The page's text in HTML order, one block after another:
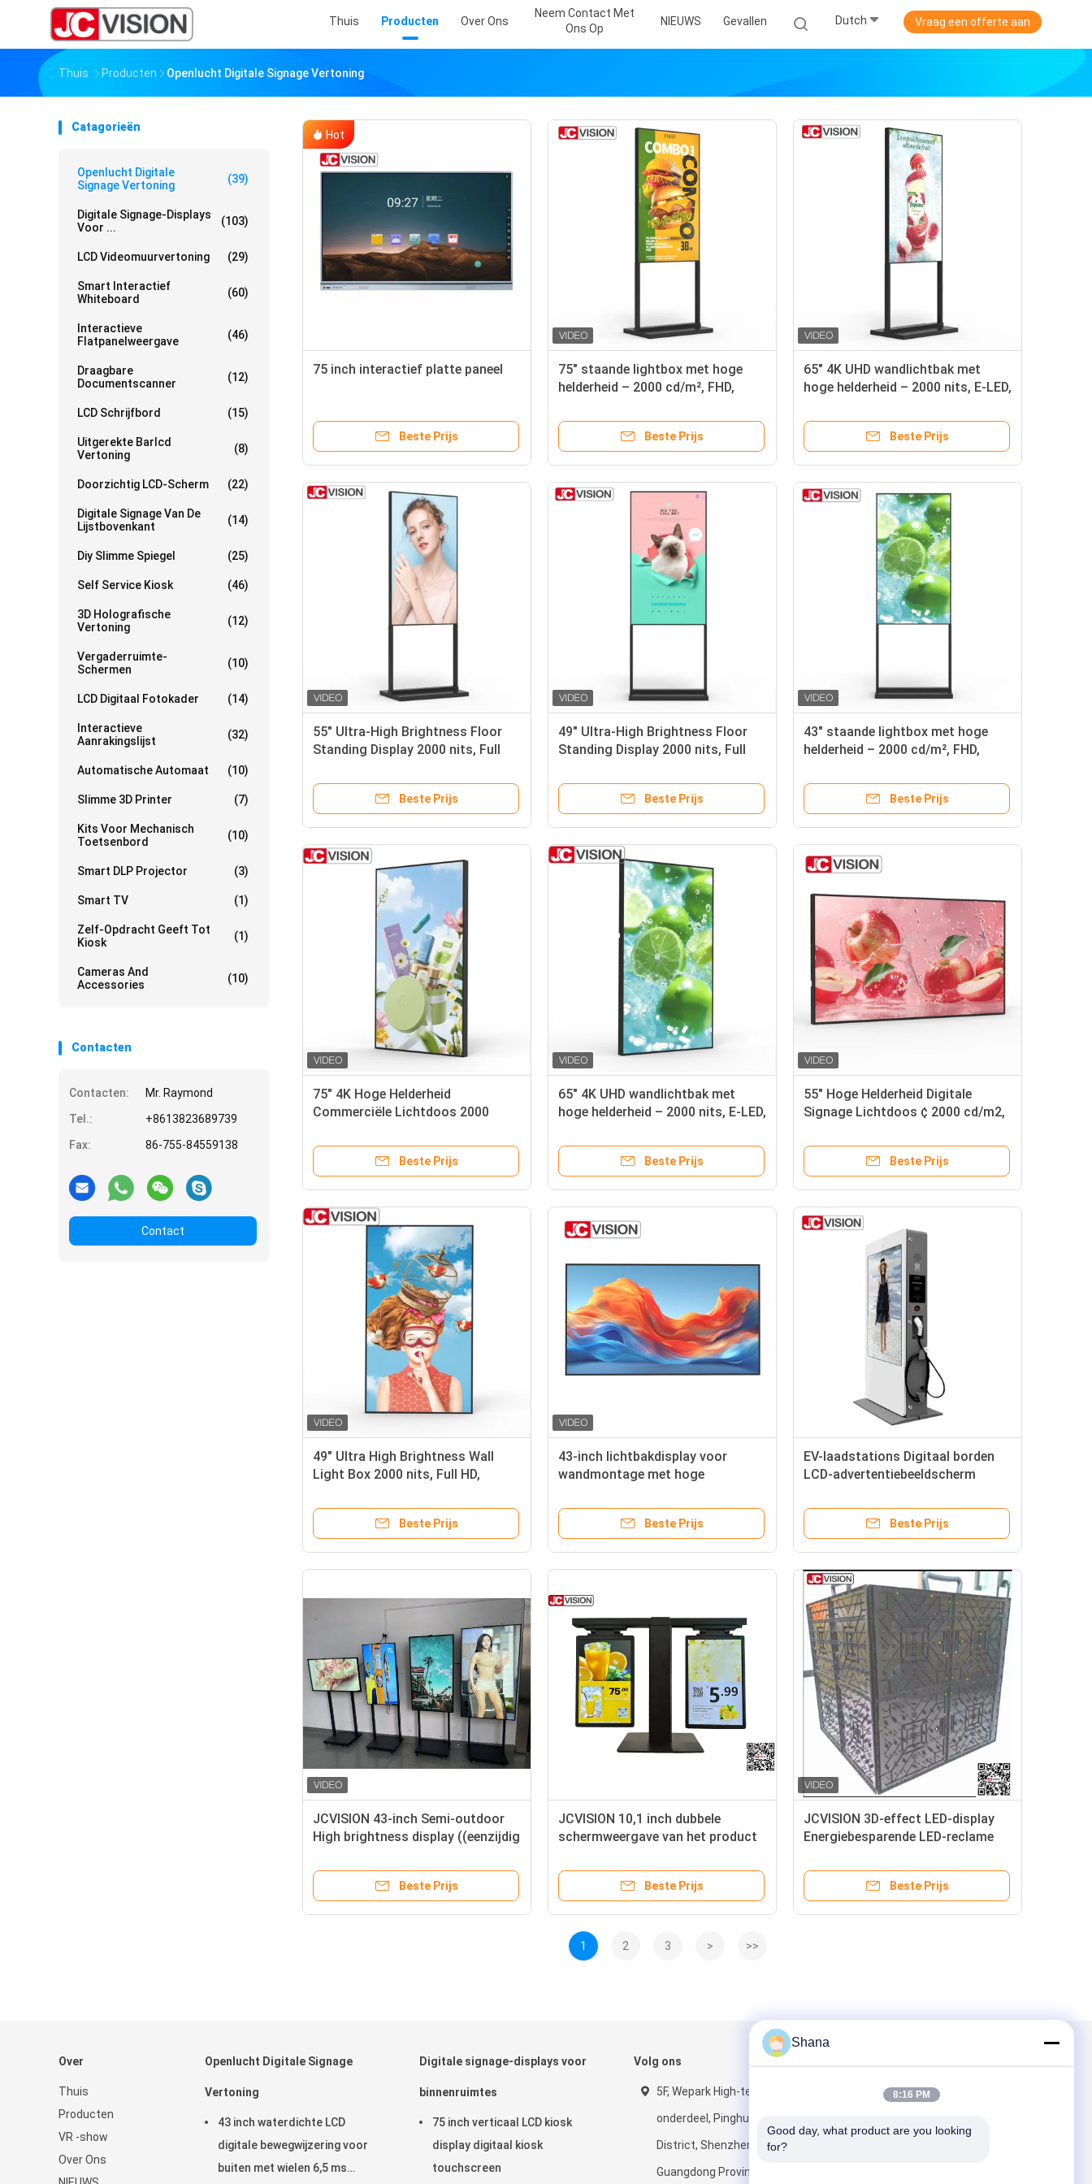
Thuis Producten Over Ons
Neem Contact Met
Ons Op
NIEUWS Gevallen Dutch Vraag een offerte aan
Thuis Producten Openlucht Digitale Signage Vertoning
Catagorieën
Openlucht Digitale
Signage Vertoning
(39)
Digitale Signage-Displays
Voor ...
(103)
LCD Videomuurvertoning (29)
Smart Interactief
Whiteboard
(60)
Interactieve
Flatpanelweergave
(46)
Draagbare
Documentscanner
(12)
LCD Schrijfbord (15)
Uitgerekte Barlcd
Vertoning
(8)
Doorzichtig LCD-Scherm (22)
Digitale Signage Van De
Lijstbovenkant
(14)
Diy Slimme Spiegel (25)
Self Service Kiosk (46)
3D Holografische
Vertoning
(12)
Vergaderruimte-
Schermen
(10)
LCD Digitaal Fotokader (14)
Interactieve
Aanrakingslijst
(32)
Automatische Automaat (10)
Slimme 3D Printer (7)
Kits Voor Mechanisch
Toetsenbord
(10)
Smart DLP Projector (3)
Smart TV (1)
Zelf-Opdracht Geeft Tot
Kiosk
(1)
Cameras And
Accessories
(10)
Contacten
Contacten:
Mr. Raymond
Tel.:
+8613823689739
Fax:
86-755-84559138
Contact
Hot
75 inch interactief platte paneel
Beste Prijs
75" staande lightbox met hoge
helderheid – 2000 cd/m², FHD,
detailhandel
Beste Prijs
65" 4K UHD wandlichtbak met
hoge helderheid – 2000 nits, E-LED,
openbare ruimtes
Beste Prijs
55" Ultra-High Brightness Floor
Standing Display 2000 nits, Full
gebruik
Beste Prijs
49" Ultra-High Brightness Floor
Standing Display 2000 nits, Full
gebruik
Beste Prijs
43" staande lightbox met hoge
helderheid – 2000 cd/m², FHD,
detailhandel
Beste Prijs
75" 4K Hoge Helderheid
Commerciële Lichtdoos 2000
Digital Signage voor Hospitality &
TransportationBeste Prijs
65" 4K UHD wandlichtbak met
hoge helderheid – 2000 nits, E-LED,
openbare ruimtes
Beste Prijs
55" Hoge Helderheid Digitale
Signage Lichtdoos ¢ 2000 cd/m2,
Wandmontage Display
Beste Prijs
49" Ultra High Brightness Wall
Light Box 2000 nits, Full HD,
commercieel gebruik
Beste Prijs
43-inch lichtbakdisplay voor
wandmontage met hoge
Android 11 voor winkelpui en
detailhandel
Beste Prijs
EV-laadstations Digitaal borden
LCD-advertentiebeeldscherm
Beste Prijs
JCVISION 43-inch Semi-outdoor
High brightness display ((eenzijdig
Beste Prijs
JCVISION 10,1 inch dubbele
schermweergave van het product
teken/touchscreen
Beste Prijs
JCVISION 3D-effect LED-display
Energiebesparende LED-reclame
Beste Prijs
1 2 3 > >>
Over
Thuis
Producten
VR -show
Over Ons
Openlucht Digitale Signage
Vertoning
43 inch waterdichte LCD
digitale bewegwijzering voor
buiten met wielen 6,5 ms
Digitale signage-displays voor
binnenruimtes
75 inch verticaal LCD kiosk
display digitaal kiosk
touchscreen
Volg ons
5F, Wepark High-tech
onderdeel, Pinghu, Longgang
District, Shenzhen,
Guangdong Provincie,
Shana
8:16 PM
Good day, what product are you looking
for?